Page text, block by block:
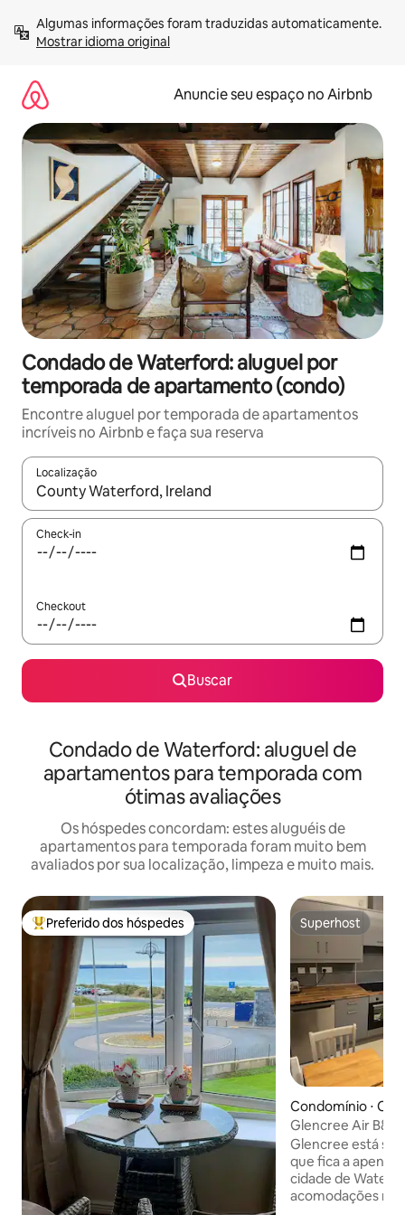
para
Mostrar idioma original
Anuncie seu espaço no Airbnb
Condado de Waterford: aluguel por
temporada de apartamento (condo)
Encontre aluguel por temporada de apartamentos
incríveis no Airbnb e faça sua reserva
Localização
Quando os resultados estiverem disponíveis, explore-os
Check-in
Checkout
Buscar
Condado de Waterford: aluguel de
apartamentos para temporada com
ótimas avaliações
Os hóspedes concordam: estes aluguéis de
apartamentos para temporada foram muito bem
avaliados por sua localização, limpeza e muito mais.
Entre os melhores preferidos dos hóspedes
Preferido dos hóspedes Superhost
Superhost
Condomínio ⋅ Co
Glencree Air B&B.
Glencree está
que fica a apenas
cidade de
acomodações